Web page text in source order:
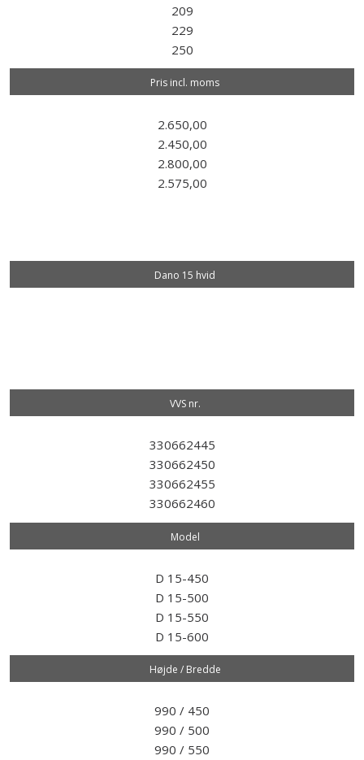
209
229
250
Pris incl. moms
2.650,00
2.450,00
2.800,00
2.575,00
Dano 15 hvid
VVS nr.​
330662445
​330662450
​330662455
​330662460
Model​
D 15-450
​D 15-500
​D 15-550
​D 15-600
Højde / Bredde
990 / 450
​990 / 500
​990 / 550